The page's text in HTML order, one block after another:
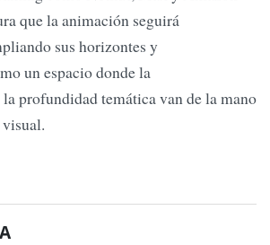
que la animación seguirá
sus horizontes y
un espacio donde la
profundidad temática van de la mano